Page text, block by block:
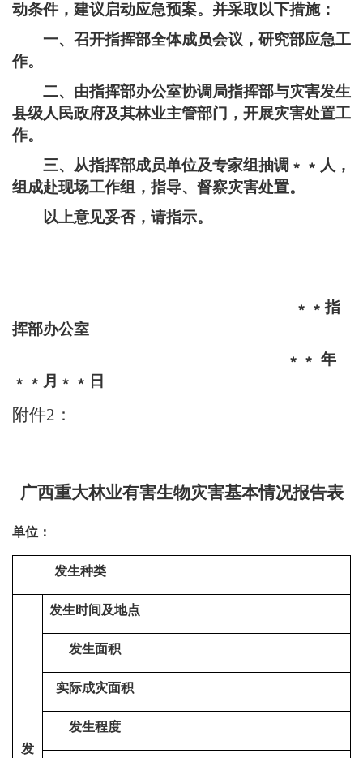
动条件，建议启动应急预案。并采取以下措施：
一、召开指挥部全体成员会议，研究部应急工
作。
二、由指挥部办公室协调局指挥部与灾害发生
县级人民政府及其林业主管部门，开展灾害处置工
作。
三、从指挥部成员单位及专家组抽调﹡﹡人，
组成赴现场工作组，指导、督察灾害处置。
以上意见妥否，请指示。
﹡﹡指
挥部办公室
﹡﹡ 年
﹡﹡月﹡﹡日
附件2 ：
广西重大林业有害生物灾害基本情况报告表
单位：
发生种类
发
发生时间及地点
发生面积
实际成灾面积
发生程度